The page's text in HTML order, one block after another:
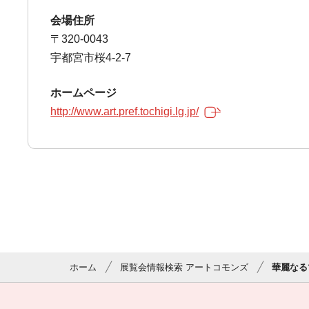
会場住所
〒320-0043
宇都宮市桜4-2-7
ホームページ
http://www.art.pref.tochigi.lg.jp/
ホーム 展覧会情報検索 アートコモンズ 華麗な